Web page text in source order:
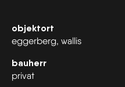
objektort
eggerberg, wallis
bauherr
privat